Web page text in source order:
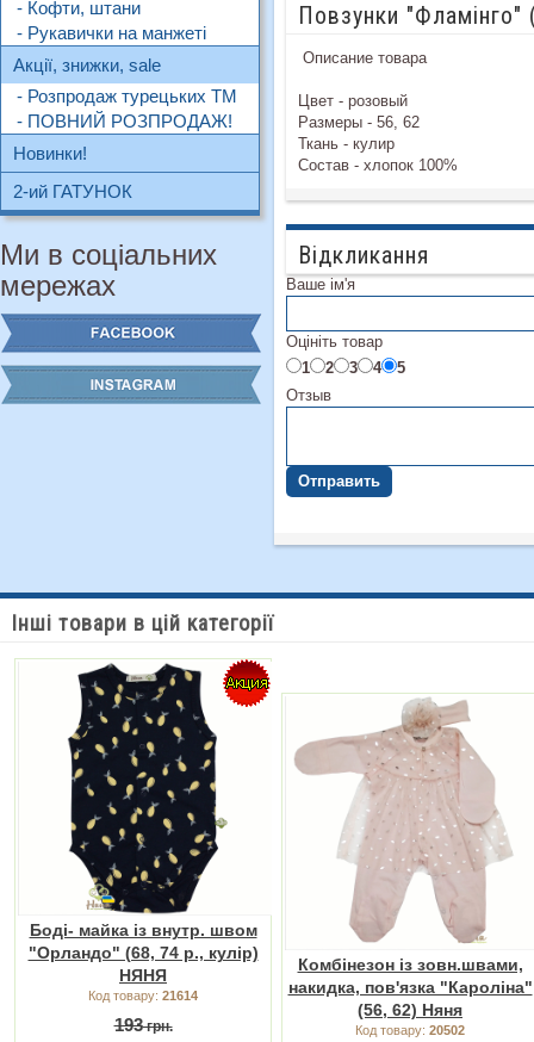
- Кофти, штани
- Рукавички на манжеті
Акції, знижки, sale
- Розпродаж турецьких ТМ
- ПОВНИЙ РОЗПРОДАЖ!
Новинки!
2-ий ГАТУНОК
Ми в соціальних
мережах
Повзунки
Описание товара
Цвет - розовый
Размеры - 56, 62
Ткань - кулир
Состав - хлопок 100%
Відкликання
Ваше ім'я
Оцініть товар
1
2 3 4
5
Отзыв
Отправить
Інші товари в цій категорії
Боді- майка із внутр. швом
"Орландо" (68, 74 р., кулір)
НЯНЯ
Код товару: 21614
193грн.
Комбінезон із зовн.швами,
накидка, пов'язка "Кароліна"
(56, 62) Няня
Код товару: 20502